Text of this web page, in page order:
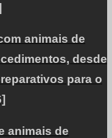
animais de
desde
para o
animais de